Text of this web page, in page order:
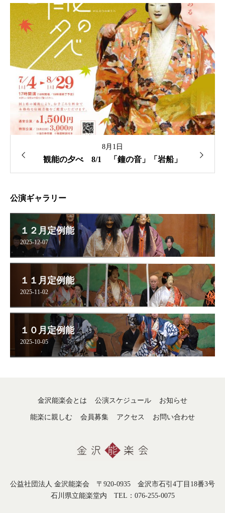
8月1日
観能の夕べ 8/1 「鐘の音」「岩船」
公演ギャラリー
１２月定例能
2025-12-07
１１月定例能
2025-11-02
１０月定例能
2025-10-05
金沢能楽会とは 公演スケジュール お知らせ
能楽に親しむ 会員募集 アクセス お問い合わせ
公益社団法人 金沢能楽会 〒920-0935 金沢市石引4丁目18番3号
石川県立能楽堂内 TEL：076-255-0075